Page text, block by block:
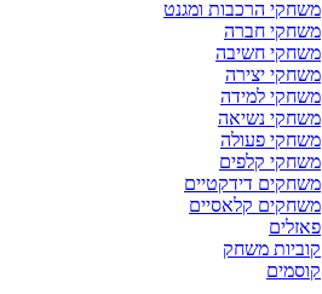
משחקי הרכבות ומגנט
משחקי חברה
משחקי חשיבה
משחקי יצירה
משחקי למידה
משחקי נשיאה
משחקי פעולה
משחקי קלפים
משחקים דידקטיים
משחקים קלאסיים
פאזלים
קוביות משחק
קוסמים